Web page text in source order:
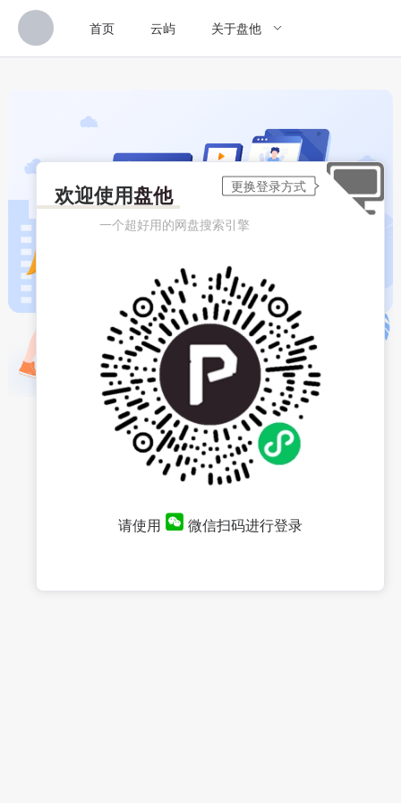
首页 云屿 关于盘他
欢迎使用盘他
一个超好用的网盘搜索引擎
请使用 微信扫码进行登录